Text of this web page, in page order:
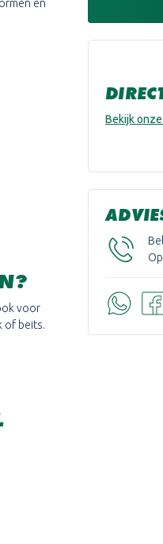
en
voor
of beits.
Bekijk